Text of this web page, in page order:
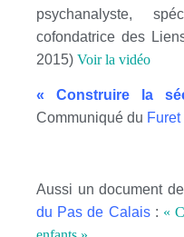
psychanalyste,
cofondatrice des
2015) Voir la vidéo
« Construire la
Communiqué du Furet
Aussi un document
du Pas de Calais: «